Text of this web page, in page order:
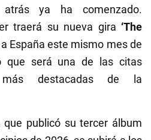
ya ha comenzado.
traerá su nueva gira ‘The
a España este mismo mes de
que será una de las citas
más destacadas de la
que publicó su tercer álbum